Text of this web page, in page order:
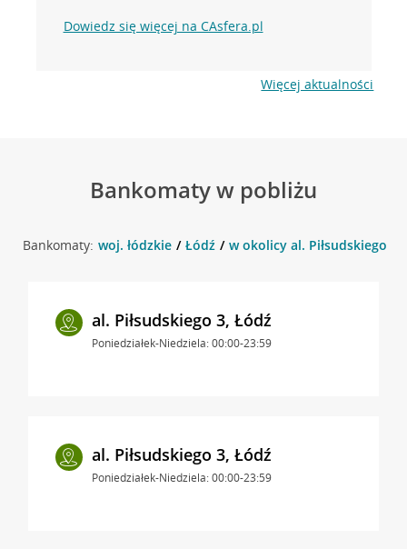
Dowiedz się więcej na CAsfera.pl
Więcej aktualności
Bankomaty w pobliżu
Bankomaty: woj. łódzkie Łódź w okolicy al. Piłsudskiego 3
al. Piłsudskiego 3, Łódź
Poniedziałek-Niedziela: 00:00-23:59
al. Piłsudskiego 3, Łódź
Poniedziałek-Niedziela: 00:00-23:59